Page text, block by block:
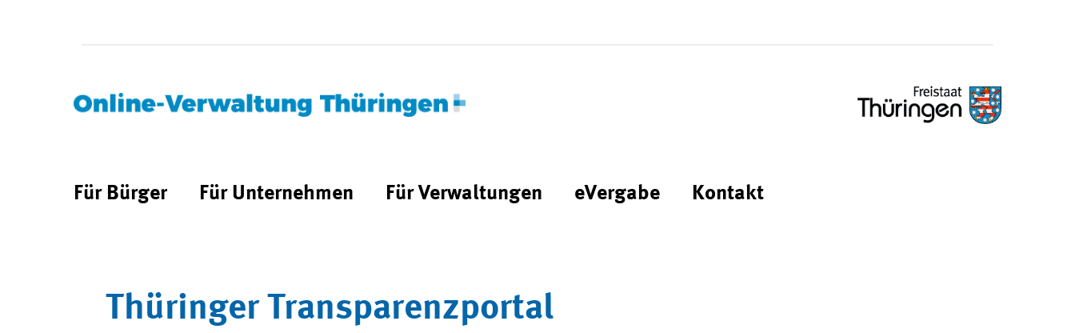
Für Bürger Für Unternehmen Für Verwaltungen eVergabe Kontakt
Thüringer Transparenzportal